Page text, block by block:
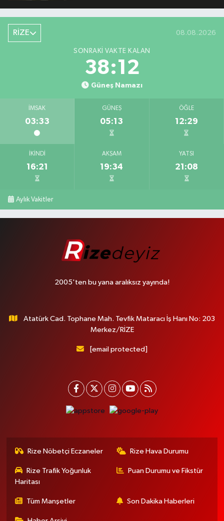
RİZE 08.08.2026
SONRAKI VAKTE KALAN
38:11
Güneş Namazı
İMSAK
03:33
GÜNEŞ
05:13
ÖĞLE
12:29
İKINDI
16:21
AKŞAM
19:34
YATSI
21:08
Aylık Vakitler
2005'ten bu yana aralıksız yayında!
Atatürk Cad. Tophane Mah. Tevfik Mataracı İş Hanı No: 203
Merkez/RİZE
[email protected]
Rize Nöbetçi Eczaneler Rize Hava Durumu
Rize Trafik Yoğunluk
Haritası
Puan Durumu ve Fikstür
Tüm Manşetler Son Dakika Haberleri